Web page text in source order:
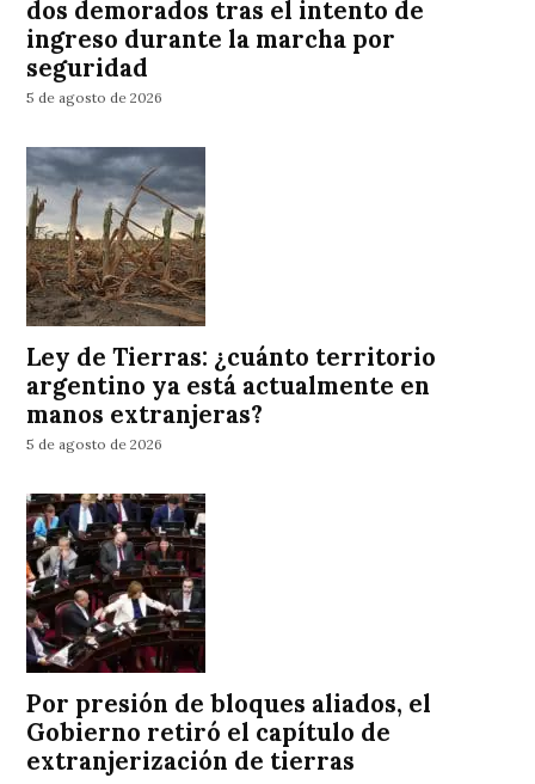
dos demorados tras el intento de
ingreso durante la marcha por
seguridad
5 de agosto de 2026
Ley de Tierras: ¿cuánto territorio
argentino ya está actualmente en
manos extranjeras?
5 de agosto de 2026
Por presión de bloques aliados, el
Gobierno retiró el capítulo de
extranjerización de tierras